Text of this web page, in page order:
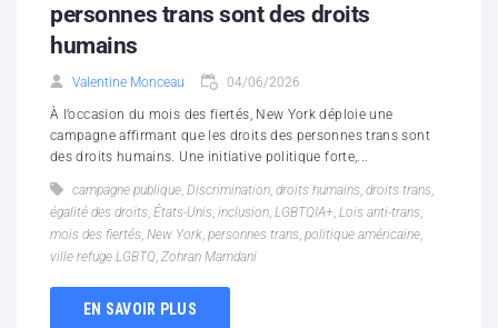
personnes trans sont des droits
humains
Valentine Monceau 04/06/2026
À l’occasion du mois des fiertés, New York déploie une
campagne affirmant que les droits des personnes trans sont
des droits humains. Une initiative politique forte,...
campagne publique, Discrimination, droits humains, droits trans,
égalité des droits, États-Unis, inclusion, LGBTQIA+, Lois anti-trans,
mois des fiertés, New York, personnes trans, politique américaine,
ville refuge LGBTQ, Zohran Mamdani
EN SAVOIR PLUS